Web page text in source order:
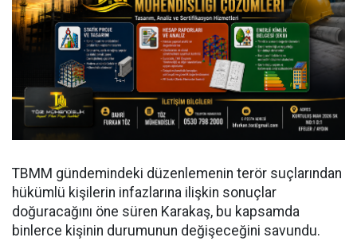
TBMM gündemindeki düzenlemenin terör suçlarından
hükümlü kişilerin infazlarına ilişkin sonuçlar
doğuracağını öne süren Karakaş, bu kapsamda
binlerce kişinin durumunun değişeceğini savundu.